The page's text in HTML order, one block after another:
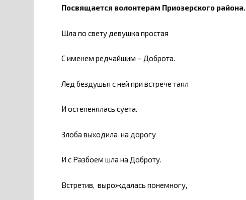
Посвящается волонтерам Приозерского района.
Шла по свету девушка простая
С именем редчайшим – Доброта.
Лед бездушья с ней при встрече таял
И остепенялась суета.
Злоба выходила на дорогу
И с Разбоем шла на Доброту.
Встретив, вырождалась понемногу,